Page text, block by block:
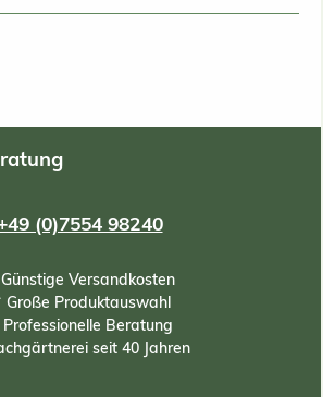
(0)7554 98240
Versandkosten
Große Produktauswahl
Beratung
seit 40 Jahren